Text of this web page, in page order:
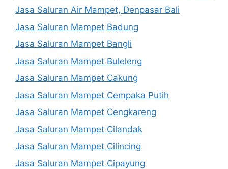
Jasa Saluran Air Mampet, Denpasar Bali
Jasa Saluran Mampet Badung
Jasa Saluran Mampet Bangli
Jasa Saluran Mampet Buleleng
Jasa Saluran Mampet Cakung
Jasa Saluran Mampet Cempaka Putih
Jasa Saluran Mampet Cengkareng
Jasa Saluran Mampet Cilandak
Jasa Saluran Mampet Cilincing
Jasa Saluran Mampet Cipayung